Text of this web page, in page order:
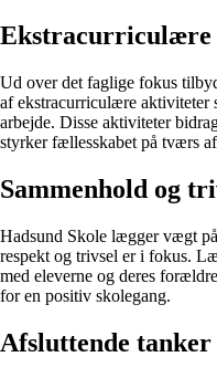
Ud over det faglige fokus
af ekstracurriculære
arbejde. Disse aktiviteter
styrker fællesskabet på tværs
Sammenhold og
Hadsund Skole lægger vægt
respekt og trivsel er i fokus.
med eleverne og deres
for en positiv skolegang.
Afsluttende tanker